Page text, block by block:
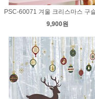
PSC-60071 겨울 크리스마스 구
9,900원